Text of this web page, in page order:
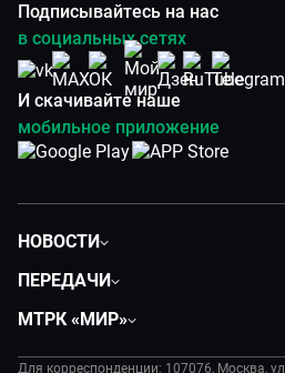
Подписывайтесь на нас
в социальных сетях
И скачивайте наше
мобильное приложение
НОВОСТИ
Экономика
Происшествия
ПЕРЕДАЧИ
Дела судебные
МТРК «МИР»
Для корреспонденции: 107076, Москва,